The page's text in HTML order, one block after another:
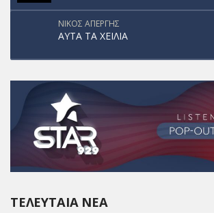
ΝΙΚΟΣ ΑΠΕΡΓΗΣ
ΑΥΤΑ ΤΑ ΧΕΙΛΙΑ
ΤΕΛΕΥΤΑΊΑ ΝΈΑ